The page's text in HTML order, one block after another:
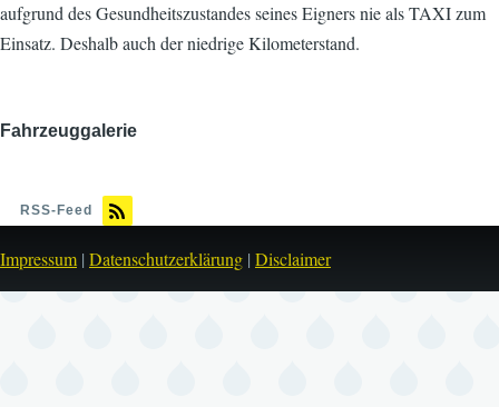
aufgrund des Gesundheitszustandes seines Eigners nie als TAXI zum
Einsatz. Deshalb auch der niedrige Kilometerstand.
Fahrzeuggalerie
RSS-Feed
Impressum | Datenschutzerklärung | Disclaimer